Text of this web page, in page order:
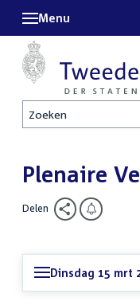
Zoeken
Menu
Plenaire
Delen
Dinsdag 15 mrt